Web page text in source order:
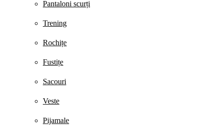
Pantaloni scurți
Trening
Rochițe
Fustițe
Sacouri
Veste
Pijamale